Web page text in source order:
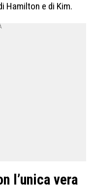
Hamilton e di Kim.
l’unica vera